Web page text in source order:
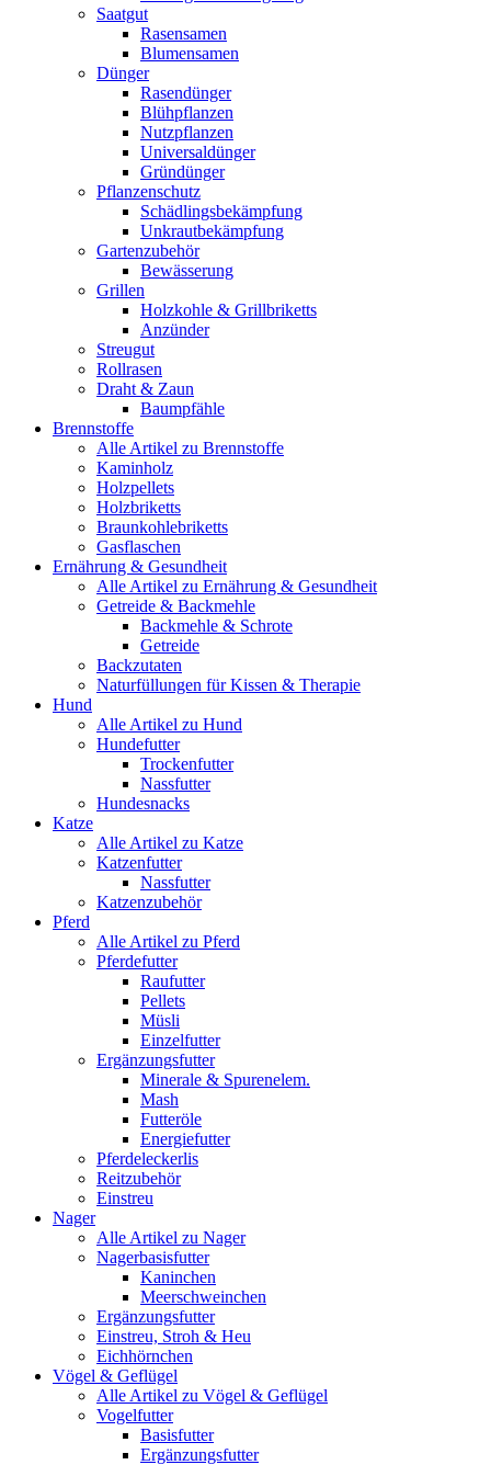
Saatgut
Rasensamen
Blumensamen
Dünger
Rasendünger
Blühpflanzen
Nutzpflanzen
Universaldünger
Gründünger
Pflanzenschutz
Schädlingsbekämpfung
Unkrautbekämpfung
Gartenzubehör
Bewässerung
Grillen
Holzkohle & Grillbriketts
Anzünder
Streugut
Rollrasen
Draht & Zaun
Baumpfähle
Brennstoffe
Alle Artikel zu Brennstoffe
Kaminholz
Holzpellets
Holzbriketts
Braunkohlebriketts
Gasflaschen
Ernährung & Gesundheit
Alle Artikel zu Ernährung & Gesundheit
Getreide & Backmehle
Backmehle & Schrote
Getreide
Backzutaten
Naturfüllungen für Kissen & Therapie
Hund
Alle Artikel zu Hund
Hundefutter
Trockenfutter
Nassfutter
Hundesnacks
Katze
Alle Artikel zu Katze
Katzenfutter
Nassfutter
Katzenzubehör
Pferd
Alle Artikel zu Pferd
Pferdefutter
Raufutter
Pellets
Müsli
Einzelfutter
Ergänzungsfutter
Minerale & Spurenelem.
Mash
Futteröle
Energiefutter
Pferdeleckerlis
Reitzubehör
Einstreu
Nager
Alle Artikel zu Nager
Nagerbasisfutter
Kaninchen
Meerschweinchen
Ergänzungsfutter
Einstreu, Stroh & Heu
Eichhörnchen
Vögel & Geflügel
Alle Artikel zu Vögel & Geflügel
Vogelfutter
Basisfutter
Ergänzungsfutter